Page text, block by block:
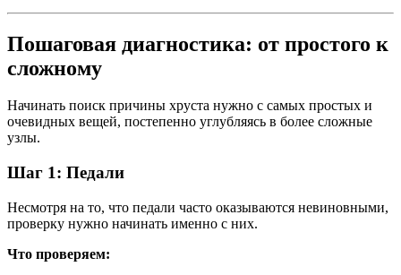
Пошаговая диагностика: от простого к
сложному
Начинать поиск причины хруста нужно с самых простых и
очевидных вещей, постепенно углубляясь в более сложные
узлы.
Шаг 1: Педали
Несмотря на то, что педали часто оказываются невиновными,
проверку нужно начинать именно с них.
Что проверяем: